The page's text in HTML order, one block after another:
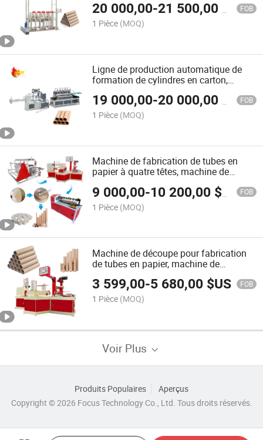
20 000,00-21 500,00 FOB
1 Pièce (MOQ)
Ligne de production automatique de
formation de cylindres en carton,
papier en spirale
19 000,00-20 000,00 FOB
1 Pièce (MOQ)
Machine de fabrication de tubes en
papier à quatre têtes, machine de
9 000,00-10 200,00 $US FOB
1 Pièce (MOQ)
Machine de découpe pour fabrication
de tubes en papier, machine de
fabrication de noyaux de papier toilette
3 599,00-5 680,00 $US FOB
1 Pièce (MOQ)
Voir Plus
Produits Populaires
Aperçus
Copyright © 2026 Focus Technology Co., Ltd. Tous droits réservés.